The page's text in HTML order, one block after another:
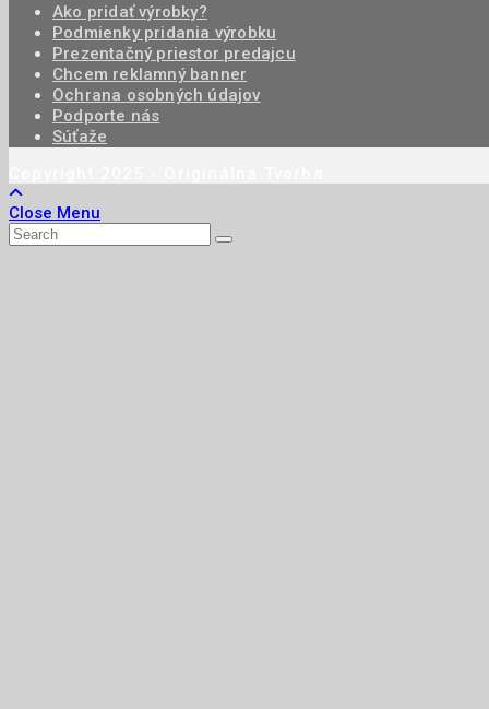
Ako pridať výrobky?
Podmienky pridania výrobku
Prezentačný priestor predajcu
Chcem reklamný banner
Ochrana osobných údajov
Podporte nás
Súťaže
Close Menu